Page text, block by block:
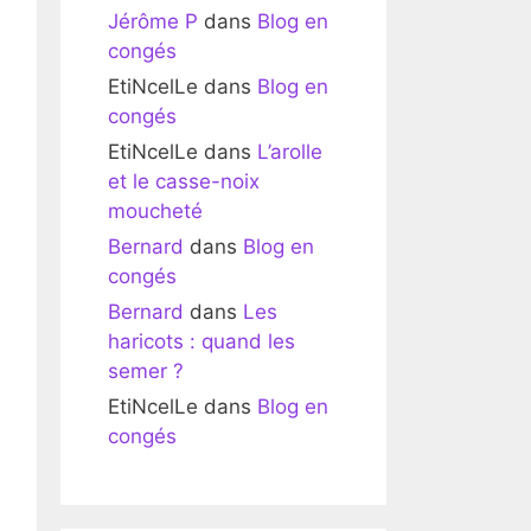
Jérôme P dans Blog en
congés
EtiNcelLe dans Blog en
congés
EtiNcelLe dans L’arolle
et le casse-noix
moucheté
Bernard dans Blog en
congés
Bernard dans Les
haricots : quand les
semer ?
EtiNcelLe dans Blog en
congés